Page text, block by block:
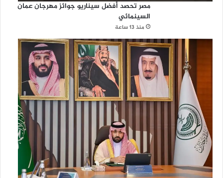
مصر تحصد أفضل سيناريو جوائز مهرجان عمان
السينمائي
منذ 13 ساعة